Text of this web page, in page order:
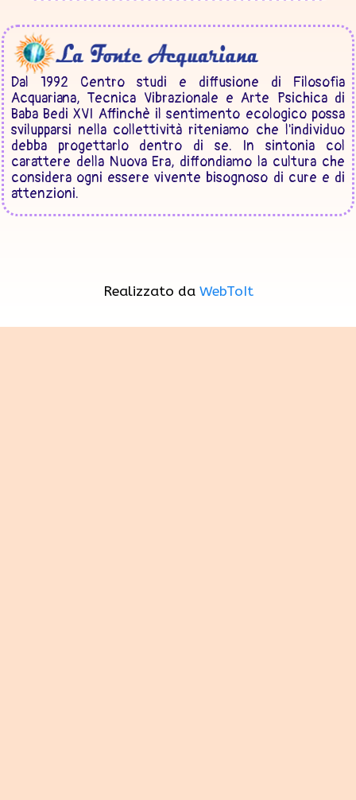
Dal 1992 Centro studi e diffusione di Filosofia
Acquariana, Tecnica Vibrazionale e Arte Psichica di
Baba Bedi XVI Affinchè il sentimento ecologico possa
svilupparsi nella collettività riteniamo che l'individuo
debba progettarlo dentro di se. In sintonia col
carattere della Nuova Era, diffondiamo la cultura che
considera ogni essere vivente bisognoso di cure e di
attenzioni.
Realizzato da WebToIt